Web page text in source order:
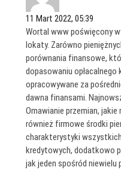
11 Mart 2022, 05:39
Wortal www poświęcony
lokaty. Zarówno
porównania finansowe,
dopasowaniu
opracowywane za
dawna finansami.
Omawianie przemian,
również firmowe środki
charakterystyki
kredytowych, dodatkowo
jak jeden spośród niewielu